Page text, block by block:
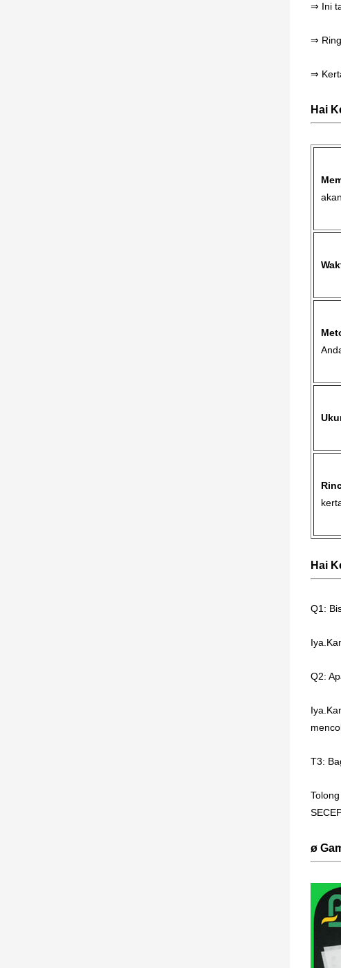
⇒ Ini
⇒
⇒
Hai
Hai
Q1:
Q2:
T3:
ø